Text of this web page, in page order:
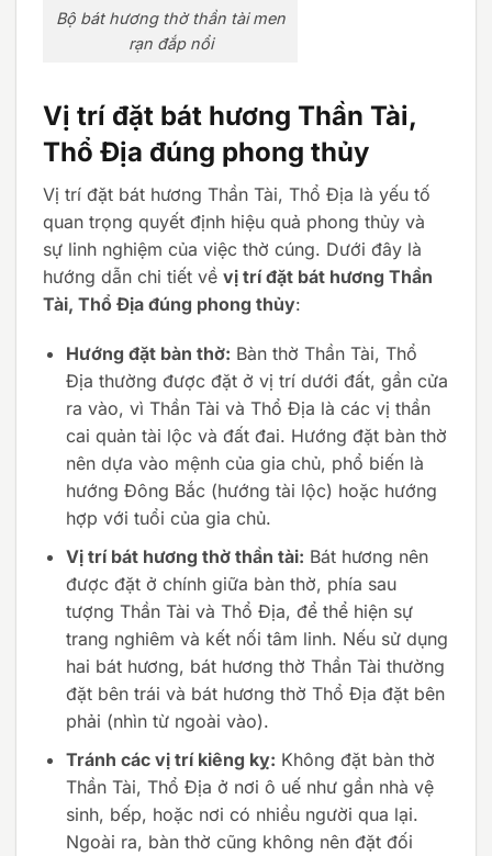
Bộ bát hương thờ thần tài men
rạn đắp nổi
Vị trí đặt bát hương Thần Tài,
Thổ Địa đúng phong thủy
Vị trí đặt bát hương Thần Tài, Thổ Địa là yếu tố
quan trọng quyết định hiệu quả phong thủy và
sự linh nghiệm của việc thờ cúng. Dưới đây là
hướng dẫn chi tiết về vị trí đặt bát hương Thần
Tài, Thổ Địa đúng phong thủy:
Hướng đặt bàn thờ: Bàn thờ Thần Tài, Thổ
Địa thường được đặt ở vị trí dưới đất, gần cửa
ra vào, vì Thần Tài và Thổ Địa là các vị thần
cai quản tài lộc và đất đai. Hướng đặt bàn thờ
nên dựa vào mệnh của gia chủ, phổ biến là
hướng Đông Bắc (hướng tài lộc) hoặc hướng
hợp với tuổi của gia chủ.
Vị trí bát hương thờ thần tài: Bát hương nên
được đặt ở chính giữa bàn thờ, phía sau
tượng Thần Tài và Thổ Địa, để thể hiện sự
trang nghiêm và kết nối tâm linh. Nếu sử dụng
hai bát hương, bát hương thờ Thần Tài thường
đặt bên trái và bát hương thờ Thổ Địa đặt bên
phải (nhìn từ ngoài vào).
Tránh các vị trí kiêng kỵ: Không đặt bàn thờ
Thần Tài, Thổ Địa ở nơi ô uế như gần nhà vệ
sinh, bếp, hoặc nơi có nhiều người qua lại.
Ngoài ra, bàn thờ cũng không nên đặt đối